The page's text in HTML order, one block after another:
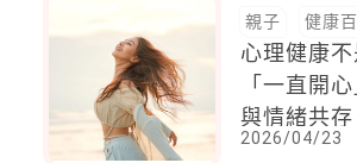
親子 健康
心理健康不
「一直開
與情緒共存
檢視
2026/04/23